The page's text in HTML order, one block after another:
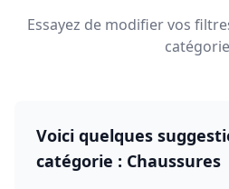
Essayez de modifier vos
Voici quelques
catégorie : Chaussures